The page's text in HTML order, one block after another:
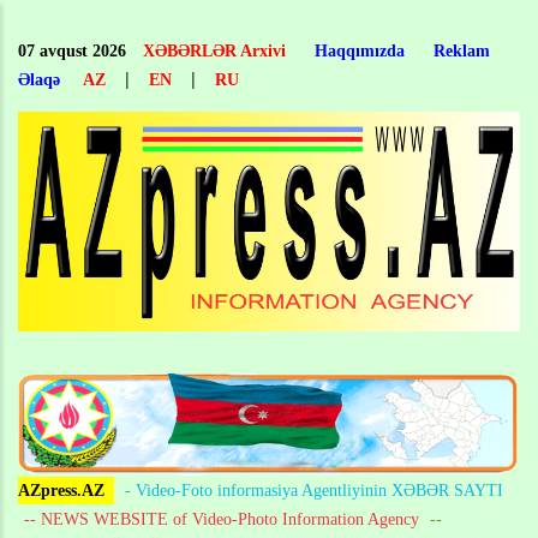
main
content
07 avqust 2026 XƏBƏRLƏR Arxivi Haqqımızda
Reklam
Əlaqə
AZ | EN | RU
AZpress.AZ
- Video-Foto informasiya Agentliyinin XƏBƏR SAYTI
-- NEWS WEBSITE of Video-Photo Information Agency --